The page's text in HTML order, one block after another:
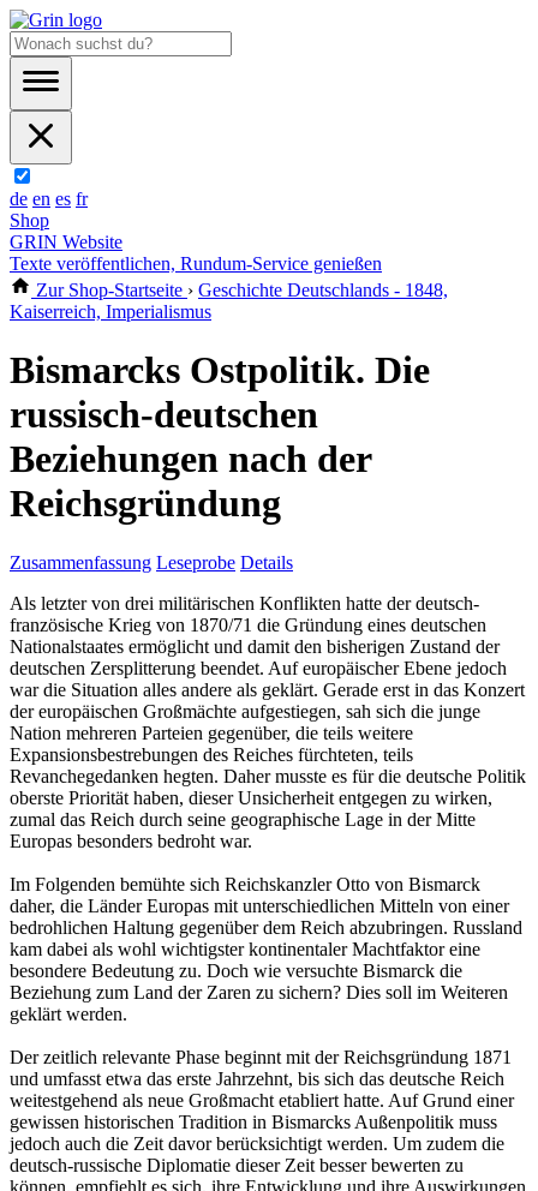
de en es fr
Shop
GRIN Website
Texte veröffentlichen, Rundum-Service genießen
Zur Shop-Startseite › Geschichte Deutschlands - 1848,
Kaiserreich, Imperialismus
Bismarcks Ostpolitik. Die
russisch-deutschen
Beziehungen nach der
Reichsgründung
Zusammenfassung Leseprobe Details
Als letzter von drei militärischen Konflikten hatte der deutsch-
französische Krieg von 1870/71 die Gründung eines deutschen
Nationalstaates ermöglicht und damit den bisherigen Zustand der
deutschen Zersplitterung beendet. Auf europäischer Ebene jedoch
war die Situation alles andere als geklärt. Gerade erst in das Konzert
der europäischen Großmächte aufgestiegen, sah sich die junge
Nation mehreren Parteien gegenüber, die teils weitere
Expansionsbestrebungen des Reiches fürchteten, teils
Revanchegedanken hegten. Daher musste es für die deutsche Politik
oberste Priorität haben, dieser Unsicherheit entgegen zu wirken,
zumal das Reich durch seine geographische Lage in der Mitte
Europas besonders bedroht war.
Im Folgenden bemühte sich Reichskanzler Otto von Bismarck
daher, die Länder Europas mit unterschiedlichen Mitteln von einer
bedrohlichen Haltung gegenüber dem Reich abzubringen. Russland
kam dabei als wohl wichtigster kontinentaler Machtfaktor eine
besondere Bedeutung zu. Doch wie versuchte Bismarck die
Beziehung zum Land der Zaren zu sichern? Dies soll im Weiteren
geklärt werden.
Der zeitlich relevante Phase beginnt mit der Reichsgründung 1871
und umfasst etwa das erste Jahrzehnt, bis sich das deutsche Reich
weitestgehend als neue Großmacht etabliert hatte. Auf Grund einer
gewissen historischen Tradition in Bismarcks Außenpolitik muss
jedoch auch die Zeit davor berücksichtigt werden. Um zudem die
deutsch-russische Diplomatie dieser Zeit besser bewerten zu
können, empfiehlt es sich, ihre Entwicklung und ihre Auswirkungen